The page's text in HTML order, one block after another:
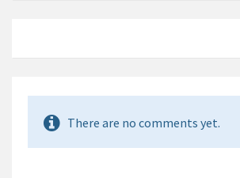
There are no comments yet.